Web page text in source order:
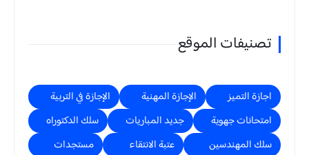
تصنيفات الموقع
اجازة التميز الإجازة المهنية
الإجازة في التربية
امتحانات جهوية
جديد المباريات
سلك الدكتوراه
سلك المهندسين
عتبة الانتقاء
مستجدات